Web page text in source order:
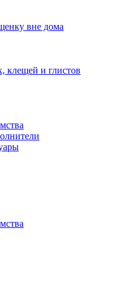
вне дома
клещей и глистов